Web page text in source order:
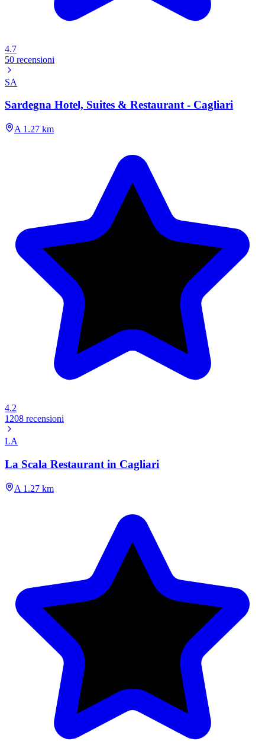
4.7
50 recensioni
SA
Sardegna Hotel, Suites & Restaurant - Cagliari
A 1.27 km
4.2
1208 recensioni
LA
La Scala Restaurant in Cagliari
A 1.27 km